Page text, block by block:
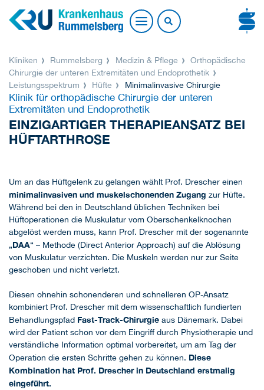
Kliniken Rummelsberg Medizin & Pflege
Orthopädische
Chirurgie der unteren Extremitäten und Endoprothetik
Leistungsspektrum
Hüfte Minimalinvasive Chirurgie
Klinik für orthopädische Chirurgie der unteren
Extremitäten und Endoprothetik
EINZIGARTIGER THERAPIEANSATZ BEI
HÜFTARTHROSE
Um an das Hüftgelenk zu gelangen wählt Prof. Drescher einen
minimalinvasiven und muskelschonenden Zugang zur Hüfte.
Während bei den in Deutschland üblichen Techniken bei
Hüftoperationen die Muskulatur vom Oberschenkelknochen
abgelöst werden muss, kann Prof. Drescher mit der sogenannte
„DAA“ – Methode (Direct Anterior Approach) auf die Ablösung
von Muskulatur verzichten. Die Muskeln werden nur zur Seite
geschoben und nicht verletzt.
Diesen ohnehin schonenderen und schnelleren OP-Ansatz
kombiniert Prof. Drescher mit dem wissenschaftlich fundierten
Behandlungspfad Fast-Track-Chirurgie aus Dänemark. Dabei
wird der Patient schon vor dem Eingriff durch Physiotherapie und
verständliche Information optimal vorbereitet, um am Tag der
Operation die ersten Schritte gehen zu können. Diese
Kombination hat Prof. Drescher in Deutschland erstmalig
eingeführt.